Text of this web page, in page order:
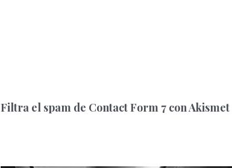
Filtra el spam de Contact Form 7 con Akismet